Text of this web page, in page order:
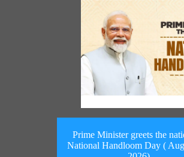
Prime Minister greets the
National Handloom Day (